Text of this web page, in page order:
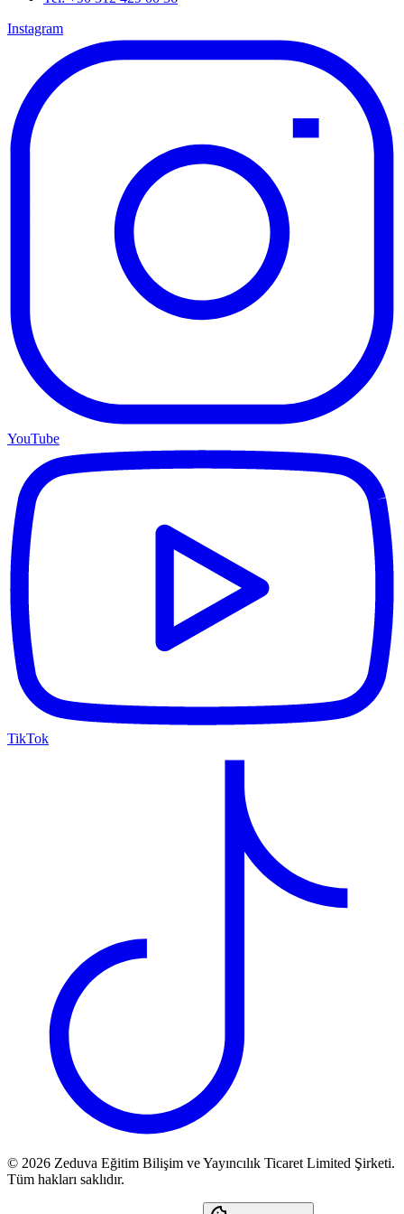
Instagram
YouTube
TikTok
© 2026 Zeduva Eğitim Bilişim ve Yayıncılık Ticaret Limited Şirketi.
Tüm hakları saklıdır.